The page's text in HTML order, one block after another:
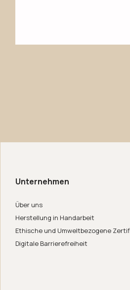
Unternehmen
Über uns
Herstellung in Handarbeit
Ethische und Umweltbezogene
Digitale Barrierefreiheit